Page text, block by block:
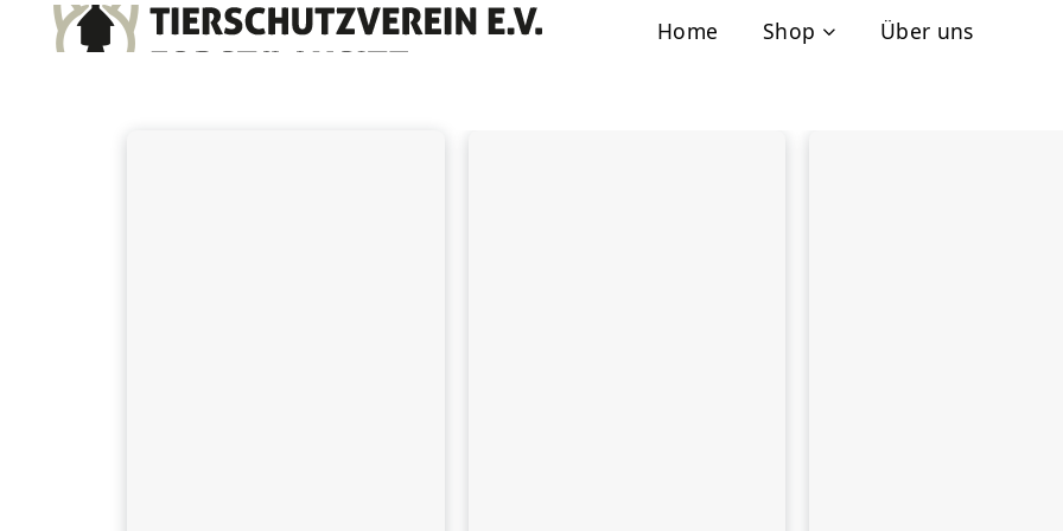
Home Shop Über uns